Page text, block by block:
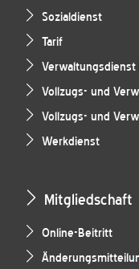
Sozialdienst
Tarif
Verwaltungsdienst
Vollzugs- und
Vollzugs- und
Werkdienst
Mitgliedschaft
Online-Beitritt